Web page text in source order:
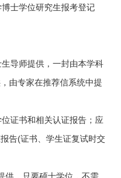
士学位研究生报考登记
导师提供，一封由本学科
由专家在推荐信系统中提
证书和相关认证报告；应
告(证书、学生证复试时交